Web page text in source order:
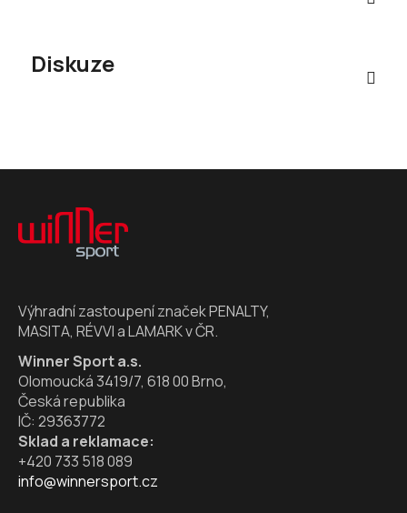
Diskuze
Z
Výhradní zastoupení značek PENALTY,
MASITA, RÉVVI a LAMARK v ČR.
Winner Sport a.s.
Olomoucká 3419/7, 618 00 Brno,
Česká republika
IČ: 29363772
Sklad a reklamace:
+420 733 518 089
info@winnersport.cz